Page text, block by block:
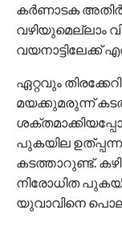
കര്‍ണാടക
വഴിയുമെല്ലാം
ഏറ്റവും
മയക്കുമരുന്ന്
പുകയില
കടത്താറുണ്ട്.
നിരോധിത
യുവാവിനെ